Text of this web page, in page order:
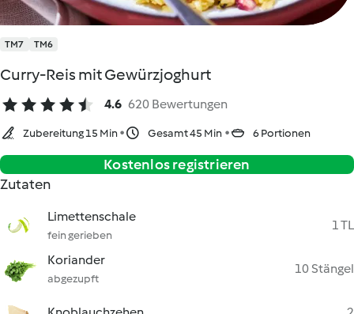
TM7 TM6
Curry-Reis mit Gewürzjoghurt
4.6 620 Bewertungen
Zubereitung 15 Min Gesamt 45 Min 6 Portionen
Kostenlos registrieren
Zutaten
Limettenschale
fein gerieben
1 TL
Koriander
abgezupft
10 Stängel